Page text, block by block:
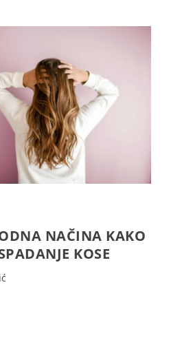
NAČINA KAKO
KOSE